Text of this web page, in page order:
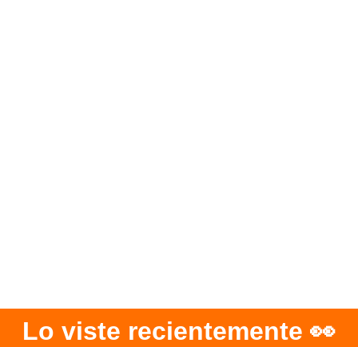
Lo viste recientemente 👀